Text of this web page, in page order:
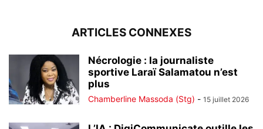
ARTICLES CONNEXES
Nécrologie : la journaliste
sportive Laraï Salamatou n’est
plus
Chamberline Massoda (Stg) - 15 juillet 2026